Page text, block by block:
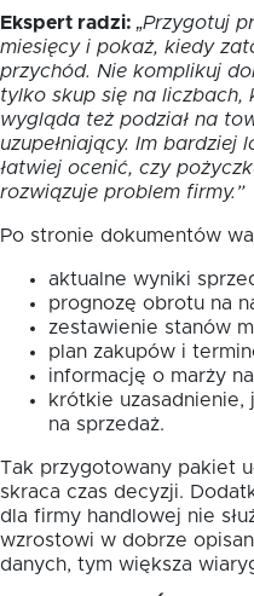
Ekspert radzi: „Przygotuj
miesięcy i pokaż, kiedy
przychód. Nie komplikuj
tylko skup się na liczbach,
wygląda też podział na
uzupełniający. Im bardziej
łatwiej ocenić, czy
rozwiązuje problem firmy.”
Po stronie dokumentów
aktualne wyniki
prognozę obrotu na
zestawienie stanów
plan zakupów i
informację o marży
krótkie uzasadnienie,
na sprzedaż.
Tak przygotowany pakiet
skraca czas decyzji.
dla firmy handlowej nie
wzrostowi w dobrze
danych, tym większa